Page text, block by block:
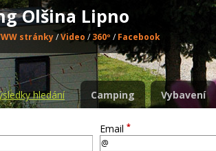
Olšina Lipno
stránky/Video /360º /Facebook
hledání Camping Vybavení
Email *